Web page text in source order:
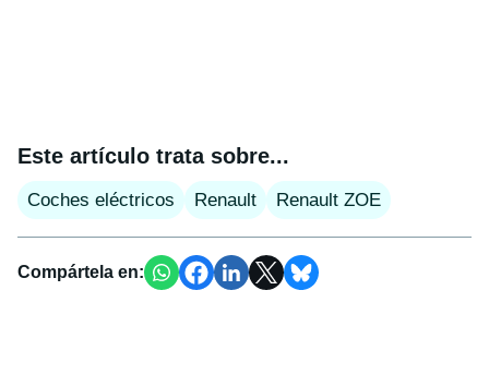
Este artículo trata sobre...
Coches eléctricos Renault Renault ZOE
Compártela en: